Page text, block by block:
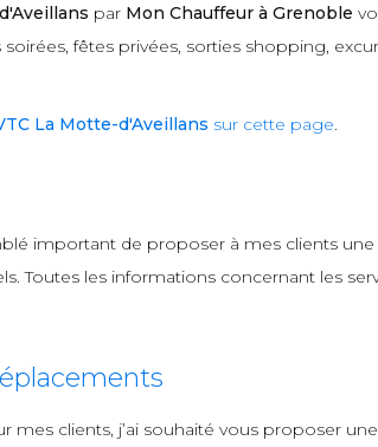
par Mon Chauffeur à Grenoble
fêtes privées, sorties shopping,
La Motte-d'Aveillans sur cette page.
important de proposer à mes clients
Toutes les informations concernant les
clients, j’ai souhaité vous proposer